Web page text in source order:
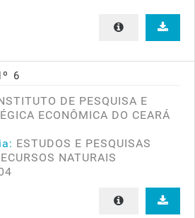
6
DE PESQUISA E
ECONÔMICA DO CEARÁ
ESTUDOS E PESQUISAS
NATURAIS